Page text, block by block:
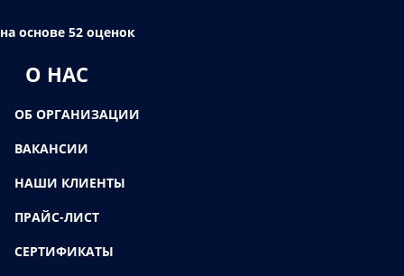
на основе 52 оценок
О НАС
ОБ ОРГАНИЗАЦИИ
ВАКАНСИИ
НАШИ КЛИЕНТЫ
ПРАЙС-ЛИСТ
СЕРТИФИКАТЫ